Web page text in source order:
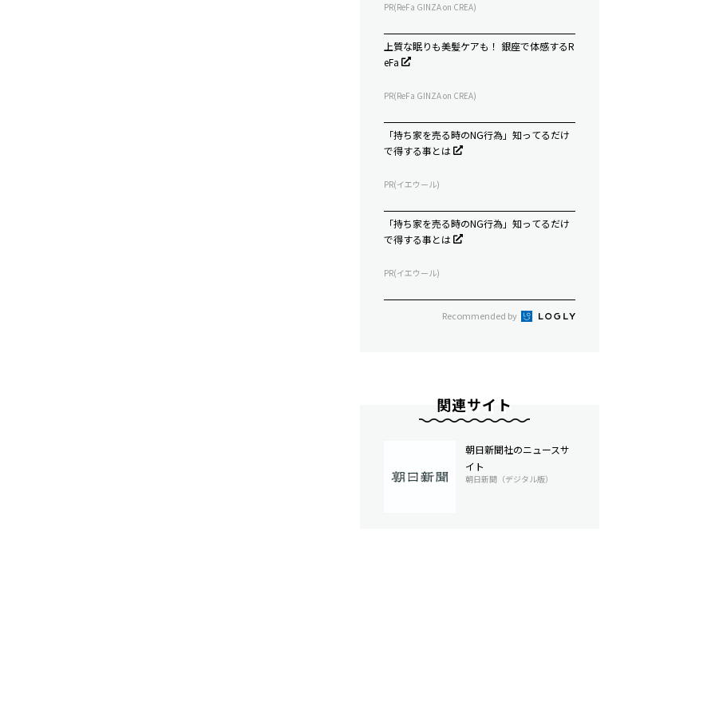
PR(ReFa GINZA on CREA)
上質な眠りも美髪ケアも！ 銀座で体感するR
eFa
PR(ReFa GINZA on CREA)
「持ち家を売る時のNG行為」知ってるだけ
で得する事とは
PR(イエウール)
「持ち家を売る時のNG行為」知ってるだけ
で得する事とは
PR(イエウール)
Recommended by
関連サイト
朝日新聞社のニュースサ
イト
朝日新聞（デジタル版）